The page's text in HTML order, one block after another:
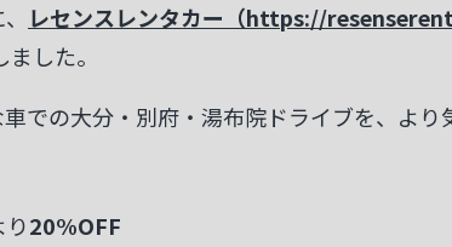
レセンスレンタカー（https://
した。
での大分・別府・湯布院ドライブを、より
20%OFF